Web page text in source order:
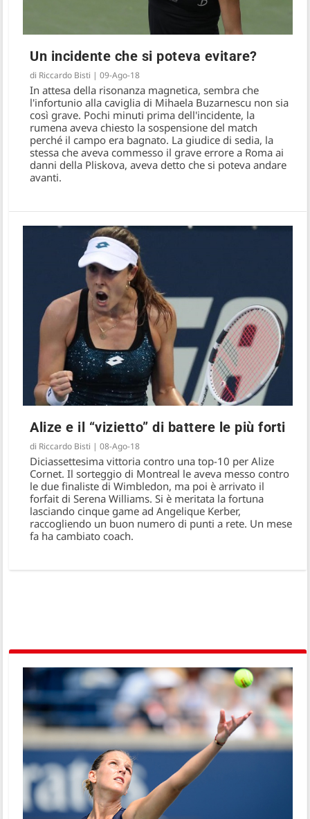
Un incidente che si poteva evitare?
di Riccardo Bisti |09-Ago-18
In attesa della risonanza magnetica, sembra che
l'infortunio alla caviglia di Mihaela Buzarnescu non sia
così grave. Pochi minuti prima dell'incidente, la
rumena aveva chiesto la sospensione del match
perché il campo era bagnato. La giudice di sedia, la
stessa che aveva commesso il grave errore a Roma ai
danni della Pliskova, aveva detto che si poteva andare
avanti.
Alize e il “vizietto” di battere le più forti
di Riccardo Bisti |08-Ago-18
Diciassettesima vittoria contro una top-10 per Alize
Cornet. Il sorteggio di Montreal le aveva messo contro
le due finaliste di Wimbledon, ma poi è arrivato il
forfait di Serena Williams. Si è meritata la fortuna
lasciando cinque game ad Angelique Kerber,
raccogliendo un buon numero di punti a rete. Un mese
fa ha cambiato coach.